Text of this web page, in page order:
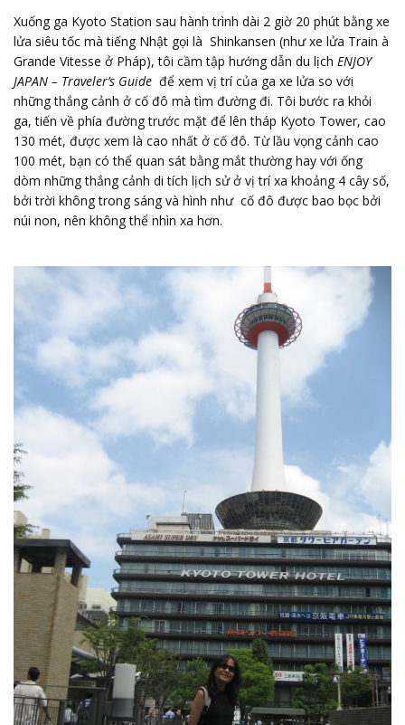
Xuống ga Kyoto Station sau hành trình dài 2 giờ 20 phút bằng xe
lửa siêu tốc mà tiếng Nhật gọi là Shinkansen (như xe lửa Train à
Grande Vitesse ở Pháp), tôi cầm tập hướng dẫn du lịch ENJOY
JAPAN – Traveler’s Guide để xem vị trí của ga xe lửa so với
những thắng cảnh ở cố đô mà tìm đường đi. Tôi bước ra khỏi
ga, tiến về phía đường trước mặt để lên tháp Kyoto Tower, cao
130 mét, được xem là cao nhất ở cố đô. Từ lầu vọng cảnh cao
100 mét, bạn có thể quan sát bằng mắt thường hay với ống
dòm những thắng cảnh di tích lịch sử ở vị trí xa khoảng 4 cây số,
bởi trời không trong sáng và hình như cố đô được bao bọc bởi
núi non, nên không thể nhìn xa hơn.